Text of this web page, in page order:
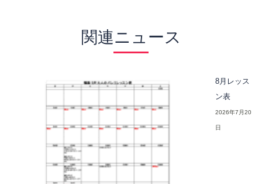
関連ニュース
8月レッス
ン表
2026年7月20
日